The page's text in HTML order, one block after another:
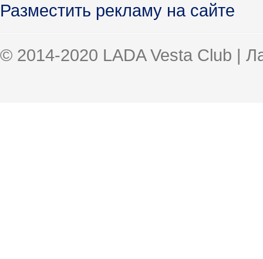
Разместить рекламу на сайте
© 2014-2020 LADA Vesta Club |